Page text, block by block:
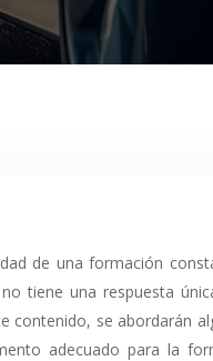
tiene una respuesta
contenido, se abordarán
adecuado para la